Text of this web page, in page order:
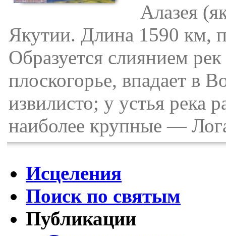
Алазея
Якутии. Длина 1590 км,
Образуется слиянием
плоскогорье, впадает в
извилисто; у устья река
наиболее крупные —
Исцеления
Поиск по святым
Публикации